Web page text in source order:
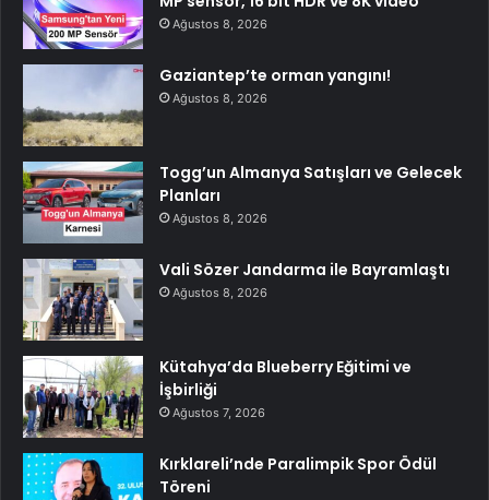
Ağustos 8, 2026
Gaziantep’te orman yangını!
Ağustos 8, 2026
Togg’un Almanya Satışları ve Gelecek
Planları
Ağustos 8, 2026
Vali Sözer Jandarma ile Bayramlaştı
Ağustos 8, 2026
Kütahya’da Blueberry Eğitimi ve
İşbirliği
Ağustos 7, 2026
Kırklareli’nde Paralimpik Spor Ödül
Töreni